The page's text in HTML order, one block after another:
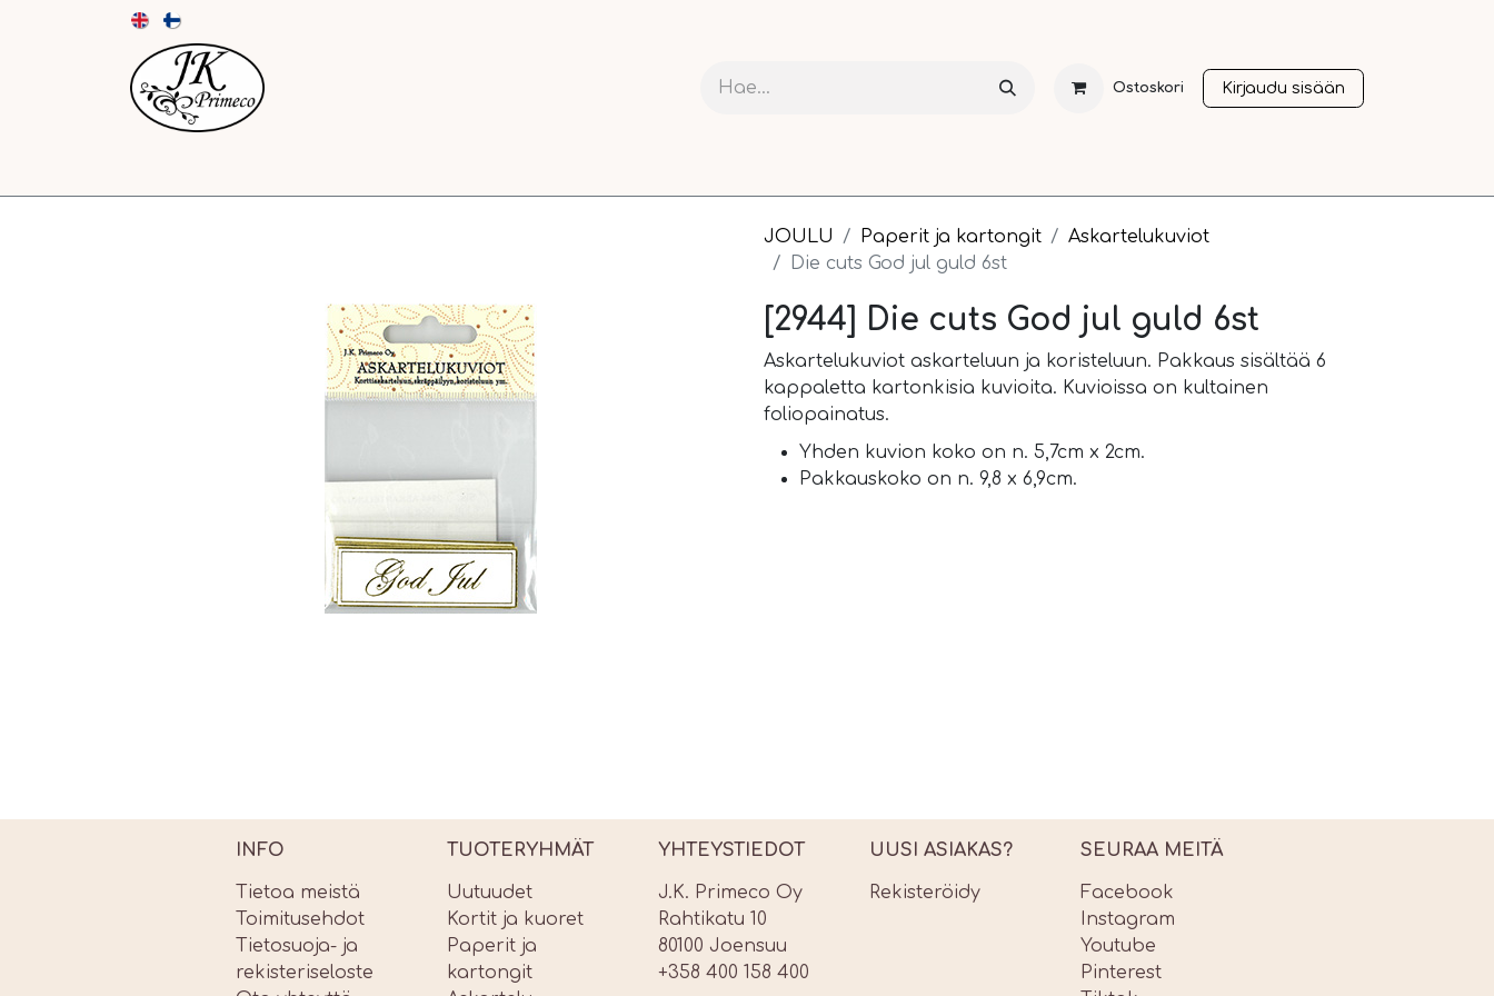
Ostoskori Kirjaudu sisään
JOULU Paperit ja kartongit
Askartelukuviot
Die cuts God jul guld 6st
[2944] Die cuts God jul guld 6st
Askartelukuviot askarteluun ja koristeluun. Pakkaus sisältää 6
kappaletta kartonkisia kuvioita. Kuvioissa on kultainen
foliopainatus.
Yhden kuvion koko on n. 5,7cm x 2cm.
Pakkauskoko on n. 9,8 x 6,9cm.
INFO
Tietoa meistä
Toimitusehdot
Tietosuoja- ja
rekisteriseloste
TUOTERYHMÄT
Uutuudet
Kortit ja kuoret
Paperit ja
kartongit
YHTEYSTIEDOT
J.K. Primeco Oy
Rahtikatu 10
80100 Joensuu
+358 400 158 400
UUSI ASIAKAS?
Rekisteröidy
SEURAA MEITÄ
Facebook
Instagram
Youtube
Pinterest